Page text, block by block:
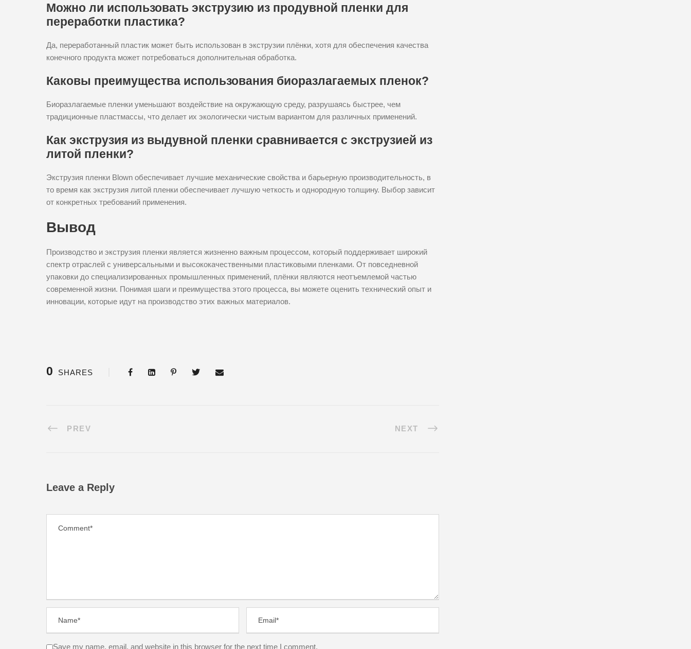
Можно ли использовать экструзию из продувной пленки для
переработки пластика?
Да, переработанный пластик может быть использован в экструзии плёнки, хотя для обеспечения качества
конечного продукта может потребоваться дополнительная обработка.
Каковы преимущества использования биоразлагаемых пленок?
Биоразлагаемые пленки уменьшают воздействие на окружающую среду, разрушаясь быстрее, чем
традиционные пластмассы, что делает их экологически чистым вариантом для различных применений.
Как экструзия из выдувной пленки сравнивается с экструзией из
литой пленки?
Экструзия пленки Blown обеспечивает лучшие механические свойства и барьерную производительность, в
то время как экструзия литой пленки обеспечивает лучшую четкость и однородную толщину. Выбор зависит
от конкретных требований применения.
Вывод
Производство и экструзия пленки является жизненно важным процессом, который поддерживает широкий
спектр отраслей с универсальными и высококачественными пластиковыми пленками. От повседневной
упаковки до специализированных промышленных применений, плёнки являются неотъемлемой частью
современной жизни. Понимая шаги и преимущества этого процесса, вы можете оценить технический опыт и
инновации, которые идут на производство этих важных материалов.
0 SHARES
PREV NEXT
Leave a Reply
Save my name, email, and website in this browser for the next time I comment.